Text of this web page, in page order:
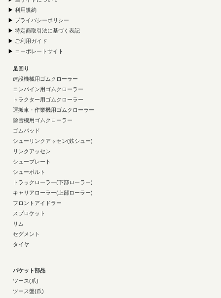
▶ 利用規約
▶ プライバシーポリシー
▶ 特定商取引法に基づく表記
▶ ご利用ガイド
▶ コーポレートサイト
足回り
建設機械用ゴムクローラー
コンバイン用ゴムクローラー
トラクター用ゴムクローラー
運搬車・作業機用ゴムクローラー
除雪機用ゴムクローラー
ゴムパッド
シューリンクアッセン(鉄シュー)
リンクアッセン
シュープレート
シューボルト
トラックローラー(下部ローラー)
キャリアローラー(上部ローラー)
フロントアイドラー
スプロケット
リム
セグメント
タイヤ
バケット部品
ツース(爪)
ツース盤(爪)